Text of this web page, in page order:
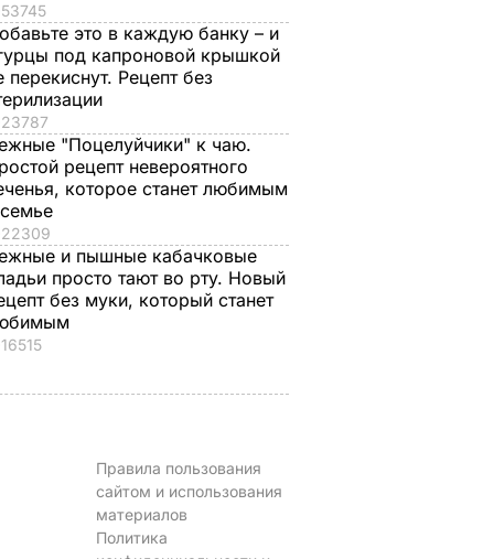
53745
это в каждую банку – и
под капроновой крышкой
перекиснут. Рецепт без
23787
"Поцелуйчики" к чаю.
рецепт невероятного
которое станет любимым
22309
и пышные кабачковые
просто тают во рту. Новый
без муки, который станет
16515
Правила пользования
сайтом и использования
материалов
Политика